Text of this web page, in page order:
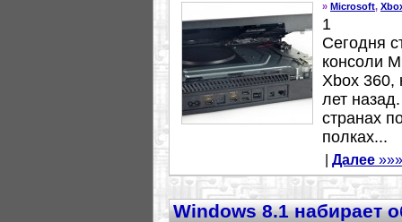
» Microsoft,
1
Сегодня
консоли
Xbox 360,
лет
странах
полках...
Далее »»»
Windows 8.1 набирает